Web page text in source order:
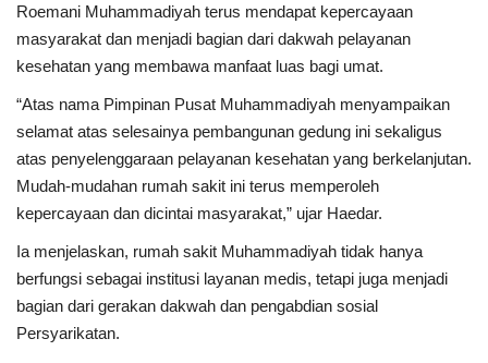
Roemani Muhammadiyah terus mendapat kepercayaan
masyarakat dan menjadi bagian dari dakwah pelayanan
kesehatan yang membawa manfaat luas bagi umat.
“Atas nama Pimpinan Pusat Muhammadiyah menyampaikan
selamat atas selesainya pembangunan gedung ini sekaligus
atas penyelenggaraan pelayanan kesehatan yang berkelanjutan.
Mudah-mudahan rumah sakit ini terus memperoleh
kepercayaan dan dicintai masyarakat,” ujar Haedar.
Ia menjelaskan, rumah sakit Muhammadiyah tidak hanya
berfungsi sebagai institusi layanan medis, tetapi juga menjadi
bagian dari gerakan dakwah dan pengabdian sosial
Persyarikatan.